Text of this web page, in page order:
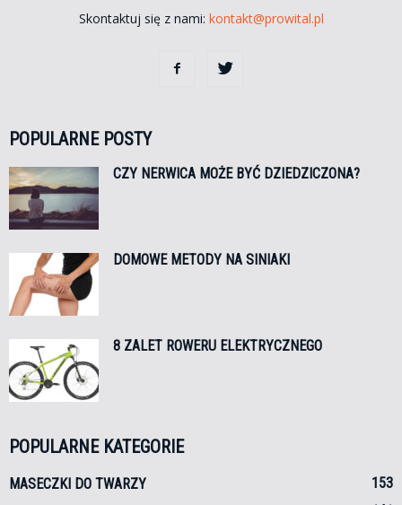
Skontaktuj się z nami: kontakt@prowital.pl
POPULARNE POSTY
CZY NERWICA MOŻE BYĆ DZIEDZICZONA?
DOMOWE METODY NA SINIAKI
8 ZALET ROWERU ELEKTRYCZNEGO
POPULARNE KATEGORIE
MASECZKI DO TWARZY
153